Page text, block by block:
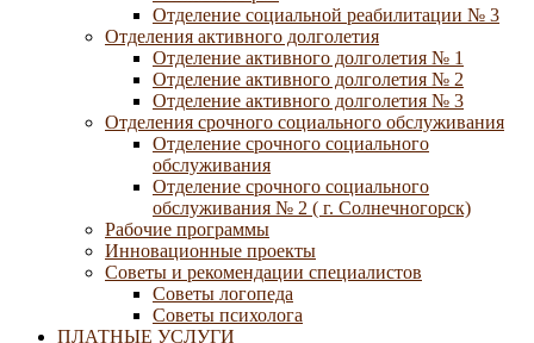
Отделение социальной реабилитации № 3
Отделения активного долголетия
Отделение активного долголетия № 1
Отделение активного долголетия № 2
Отделение активного долголетия № 3
Отделения срочного социального обслуживания
Отделение срочного социального
обслуживания
Отделение срочного социального
обслуживания № 2 ( г. Солнечногорск)
Рабочие программы
Инновационные проекты
Советы и рекомендации специалистов
Советы логопеда
Советы психолога
ПЛАТНЫЕ УСЛУГИ